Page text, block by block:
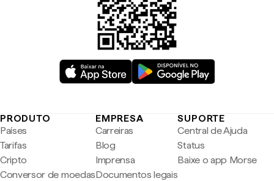
PRODUTO
Países
Tarifas
Cripto
Conversor de moedas
EMPRESA
Carreiras
Blog
Imprensa
Documentos legais
SUPORTE
Central de Ajuda
Status
Baixe o app Morse